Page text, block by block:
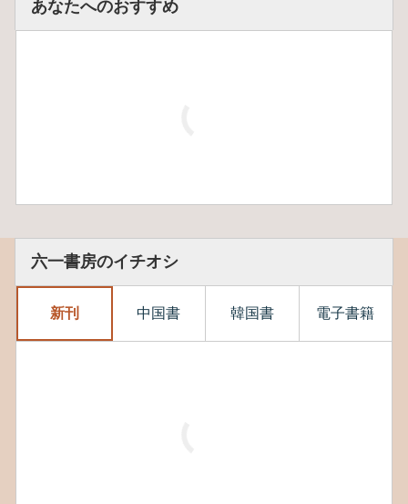
あなたへのおすすめ